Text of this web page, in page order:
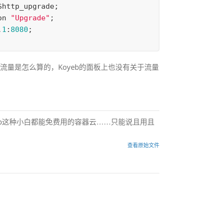
http_upgrade;
"Upgrade" ;
1 : 8080 ;
量是怎么算的，Koyeb的面板上也没有关于流量
种小白都能免费用的容器云……只能说且用且
查看原始文件